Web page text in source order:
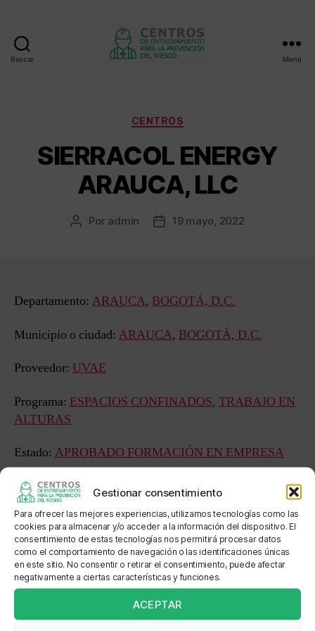
Gestionar consentimiento
Para ofrecer las mejores experiencias, utilizamos tecnologías como las
cookies para almacenar y/o acceder a la información del dispositivo. El
consentimiento de estas tecnologías nos permitirá procesar datos
como el comportamiento de navegación o las identificaciones únicas
en este sitio. No consentir o retirar el consentimiento, puede afectar
negativamente a ciertas características y funciones.
ACEPTAR
Buscar Menú
Categorías
CENTROS
SIERRACOL ENERGY
ARAUCA, LLC
Autor
Por admin
Fecha19 mayo, 2022
Departamento: ARAUCA, BOGOTÁ, D.C.
Municipio o ciudad: ARAUCA, BOGOTÁ, D.C.
Proveedor: UVAE
Programa: ESPACIOS CONFINADOS, TRABAJO EN
ALTURAS
Estado: APROBADO FORMACIÓN EN EMPRESA
Sede: OCCIDENTAL DE COLOMBIA SIERRACOL
ENERGY ARAUCA LLC
Dirección: LLanos Norte COMPLEJO PETROLERO
CAÑO LIMON
Localización: Operaciones de Oxy en LLN COMPLEJO
PETROLERO CAÑO LIMON